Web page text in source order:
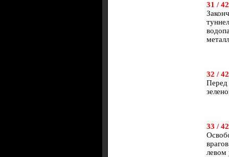
31 / 42
32 / 42
Перед
33 / 42
левом